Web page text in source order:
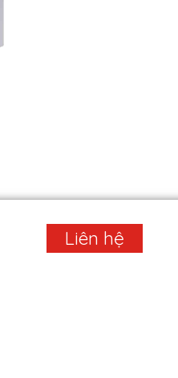
Liên hệ